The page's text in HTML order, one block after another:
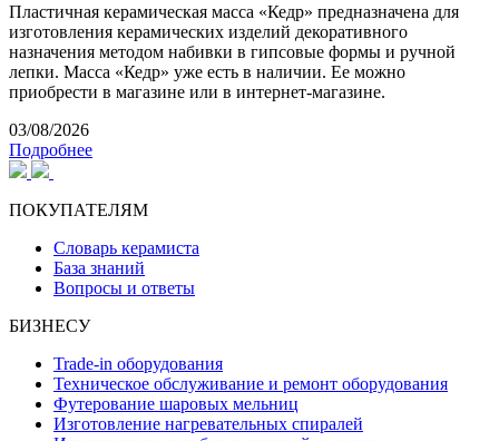
Пластичная керамическая масса «Кедр» предназначена для
изготовления керамических изделий декоративного
назначения методом набивки в гипсовые формы и ручной
лепки. Масса «Кедр» уже есть в наличии. Ее можно
приобрести в магазине или в интернет-магазине.
03/08/2026
Подробнее
ПОКУПАТЕЛЯМ
Словарь керамиста
База знаний
Вопросы и ответы
БИЗНЕСУ
Trade-in оборудования
Техническое обслуживание и ремонт оборудования
Футерование шаровых мельниц
Изготовление нагревательных спиралей